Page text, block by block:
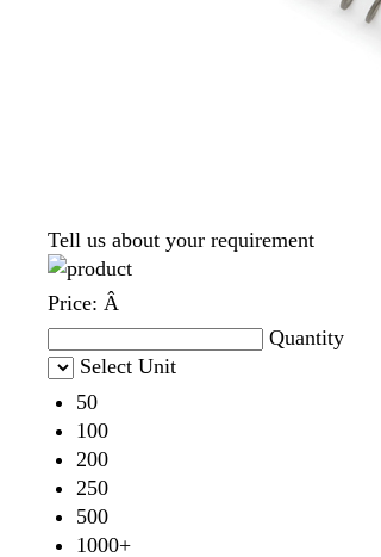
Tell us about your requirement
Price: Â
Quantity
Select Unit
50
100
200
250
500
1000+